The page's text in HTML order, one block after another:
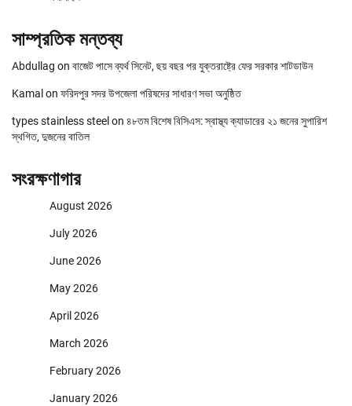
সাম্প্রতিক মন্তব্য
Abdullag on বাজেট পাসে ব্যর্থ সিনেট, ছয় বছর পর যুক্তরাষ্ট্রে ফের সরকার শাটডাউন
Kamal on ফরিদপুর সদর উপজেলা পরিষদের সাধারণ সভা অনুষ্ঠিত
types stainless steel on ৪৮তম বিশেষ বিসিএস: স্বাস্থ্য ক্যাডারের ২১ জনের সুপারিশ
স্থগিত, দুজনের বাতিল
সংরক্ষণাগার
August 2026
July 2026
June 2026
May 2026
April 2026
March 2026
February 2026
January 2026